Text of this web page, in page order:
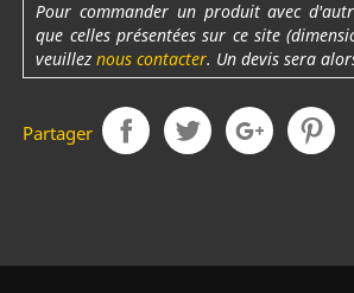
Pour commander un produit avec
que celles présentées sur ce site
veuilleznous contacter. Un devis sera
Partager